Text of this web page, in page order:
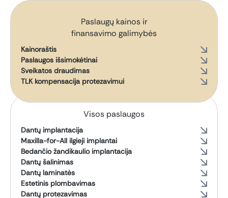
Visos paslaugos
Dantų implantacija
Maxilla-for-All ilgieji implantai
Bedančio žandikaulio implantacija
Dantų šalinimas
Dantų laminatės
Estetinis plombavimas
Dantų protezavimas
Paslaugų kainos ir
finansavimo galimybės
Kainoraštis
Paslaugos išsimokėtinai
Sveikatos draudimas
TLK kompensacija protezavimui